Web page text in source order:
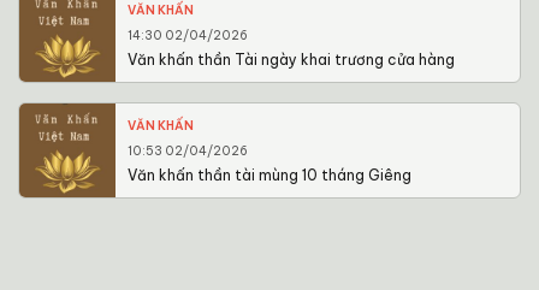
VĂN KHẤN
14:30 02/04/2026
Văn khấn thần Tài ngày khai trương cửa hàng
VĂN KHẤN
10:53 02/04/2026
Văn khấn thần tài mùng 10 tháng Giêng